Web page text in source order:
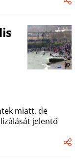
miatt, de
jelentő